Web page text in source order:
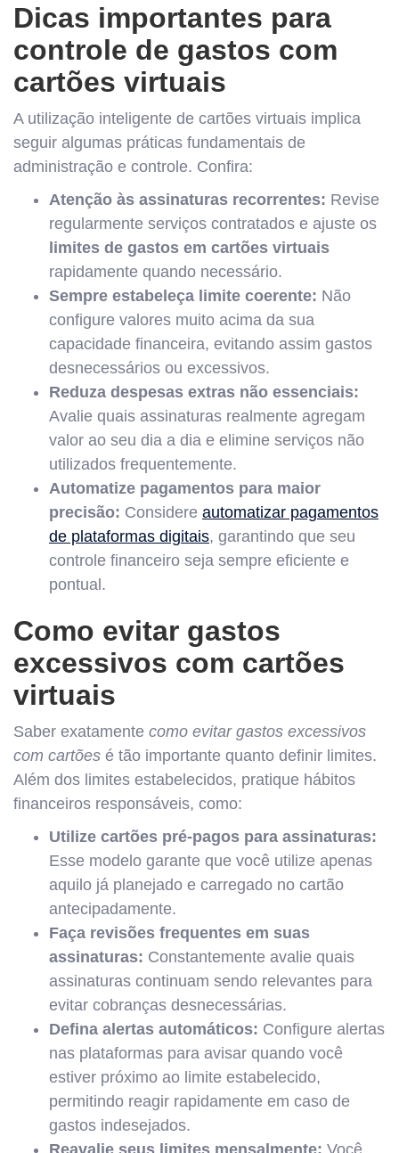
Dicas importantes para
controle de gastos com
cartões virtuais
A utilização inteligente de cartões virtuais implica
seguir algumas práticas fundamentais de
administração e controle. Confira:
Atenção às assinaturas recorrentes: Revise
regularmente serviços contratados e ajuste os
limites de gastos em cartões virtuais
rapidamente quando necessário.
Sempre estabeleça limite coerente: Não
configure valores muito acima da sua
capacidade financeira, evitando assim gastos
desnecessários ou excessivos.
Reduza despesas extras não essenciais:
Avalie quais assinaturas realmente agregam
valor ao seu dia a dia e elimine serviços não
utilizados frequentemente.
Automatize pagamentos para maior
precisão: Considere automatizar pagamentos
de plataformas digitais, garantindo que seu
controle financeiro seja sempre eficiente e
pontual.
Como evitar gastos
excessivos com cartões
virtuais
Saber exatamente como evitar gastos excessivos
com cartões é tão importante quanto definir limites.
Além dos limites estabelecidos, pratique hábitos
financeiros responsáveis, como:
Utilize cartões pré-pagos para assinaturas:
Esse modelo garante que você utilize apenas
aquilo já planejado e carregado no cartão
antecipadamente.
Faça revisões frequentes em suas
assinaturas: Constantemente avalie quais
assinaturas continuam sendo relevantes para
evitar cobranças desnecessárias.
Defina alertas automáticos: Configure alertas
nas plataformas para avisar quando você
estiver próximo ao limite estabelecido,
permitindo reagir rapidamente em caso de
gastos indesejados.
Reavalie seus limites mensalmente: Você